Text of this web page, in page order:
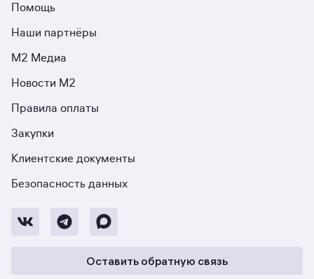
Помощь
Наши партнёры
М2 Медиа
Новости М2
Правила оплаты
Закупки
Клиентские документы
Безопасность данных
Оставить обратную связь